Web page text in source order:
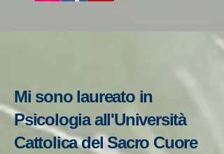
Mi sono laureato in
Psicologia all'Università
Cattolica del Sacro Cuore